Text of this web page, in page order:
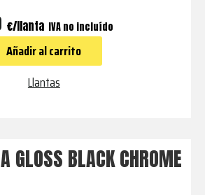
€ IVA no incluído
Añadir al carrito
Llantas
GLOSS BLACK CHROME